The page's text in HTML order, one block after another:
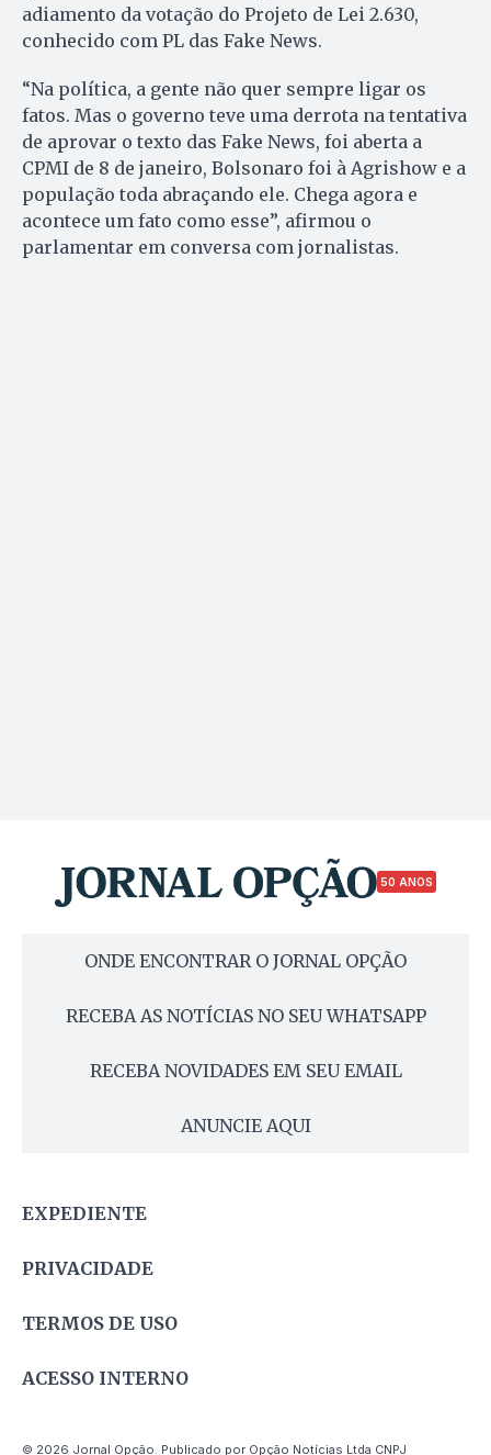
adiamento da votação do Projeto de Lei 2.630,
conhecido com PL das Fake News.
“Na política, a gente não quer sempre ligar os
fatos. Mas o governo teve uma derrota na tentativa
de aprovar o texto das Fake News, foi aberta a
CPMI de 8 de janeiro, Bolsonaro foi à Agrishow e a
população toda abraçando ele. Chega agora e
acontece um fato como esse”, afirmou o
parlamentar em conversa com jornalistas.
50 ANOS
ONDE ENCONTRAR O JORNAL OPÇÃO
RECEBA AS NOTÍCIAS NO SEU WHATSAPP
RECEBA NOVIDADES EM SEU EMAIL
ANUNCIE AQUI
EXPEDIENTE
PRIVACIDADE
TERMOS DE USO
ACESSO INTERNO
© 2026 Jornal Opção. Publicado por Opção Notícias Ltda CNPJ